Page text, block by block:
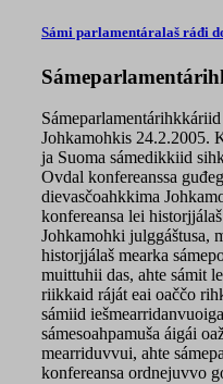
Sámi parlamentáralaš ráđi
Johkamohkis 24.2.2005.
ja Suoma sámedikkiid
Ovdal konfereanssa
dievasčoahkkima
konfereansa lei
Johkamohki julggáštusa,
historjjálaš mearka
muittuhii das, ahte sámit
riikkaid ráját eai oaččo
sámiid
sámesoahpamuša áigái
mearriduvvui, ahte
konfereansa ordnejuvvo